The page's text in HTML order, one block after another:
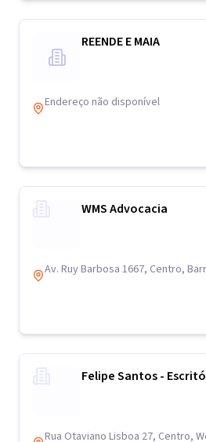
REENDE E MAIA
Endereço não disponível
WMS Advocacia
Av. Ruy Barbosa 1667, Centro,
Felipe Santos -
Rua Otaviano Lisboa 27, Centro,